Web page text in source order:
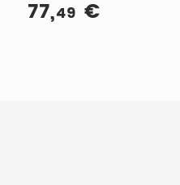
Bianco, Instant Ink,
77,49 €